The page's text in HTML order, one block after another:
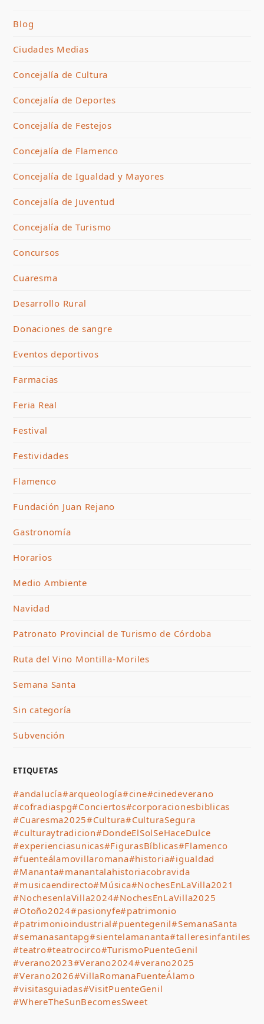
Blog
Ciudades Medias
Concejalía de Cultura
Concejalía de Deportes
Concejalía de Festejos
Concejalía de Flamenco
Concejalía de Igualdad y Mayores
Concejalía de Juventud
Concejalía de Turismo
Concursos
Cuaresma
Desarrollo Rural
Donaciones de sangre
Eventos deportivos
Farmacias
Feria Real
Festival
Festividades
Flamenco
Fundación Juan Rejano
Gastronomía
Horarios
Medio Ambiente
Navidad
Patronato Provincial de Turismo de Córdoba
Ruta del Vino Montilla-Moriles
Semana Santa
Sin categoría
Subvención
ETIQUETAS
#andalucía#arqueología#cine#cinedeverano
#cofradiaspg#Conciertos#corporacionesbiblicas
#Cuaresma2025#Cultura#CulturaSegura
#culturaytradicion#DondeElSolSeHaceDulce
#experienciasunicas#FigurasBíblicas#Flamenco
#fuenteálamovillaromana#historia#igualdad
#Mananta#manantalahistoriacobravida
#musicaendirecto#Música#NochesEnLaVilla2021
#NochesenlaVilla2024#NochesEnLaVilla2025
#Otoño2024#pasionyfe#patrimonio
#patrimonioindustrial#puentegenil#SemanaSanta
#semanasantapg#sientelamananta#talleresinfantiles
#teatro#teatrocirco#TurismoPuenteGenil
#verano2023#Verano2024#verano2025
#Verano2026#VillaRomanaFuenteÁlamo
#visitasguiadas#VisitPuenteGenil
#WhereTheSunBecomesSweet